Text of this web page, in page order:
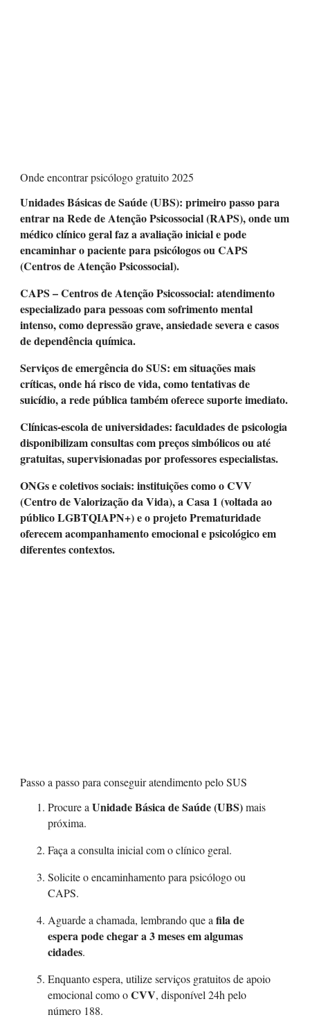
Onde encontrar psicólogo gratuito 2025
Unidades Básicas de Saúde (UBS): primeiro passo para
entrar naRede de Atenção Psicossocial (RAPS), onde um
médico clínico geral faz a avaliação inicial e pode
encaminhar o paciente para psicólogos ouCAPS
(Centros de Atenção Psicossocial).
CAPS – Centros de Atenção Psicossocial: atendimento
especializado para pessoas com sofrimento mental
intenso, como depressão grave, ansiedade severa e casos
de dependência química.
Serviços de emergência do SUS: em situações mais
críticas, onde há risco de vida, como tentativas de
suicídio, a rede pública também oferece suporte imediato.
Clínicas-escola de universidades: faculdades de psicologia
disponibilizam consultas com preços simbólicos ou até
gratuitas, supervisionadas por professores especialistas.
ONGs e coletivos sociais: instituições como oCVV
(Centro de Valorização da Vida), aCasa 1 (voltada ao
público LGBTQIAPN+) e o projetoPrematuridade
oferecem acompanhamento emocional e psicológico em
diferentes contextos.
Passo a passo para conseguir atendimento pelo SUS
Procure a Unidade Básica de Saúde (UBS)mais
próxima.
Faça a consulta inicial com o clínico geral.
Solicite o encaminhamento para psicólogo ou
CAPS.
Aguarde a chamada, lembrando que a fila de
espera pode chegar a 3 meses em algumas
cidades.
Enquanto espera, utilize serviços gratuitos de apoio
emocional como oCVV, disponível 24h pelo
número 188.